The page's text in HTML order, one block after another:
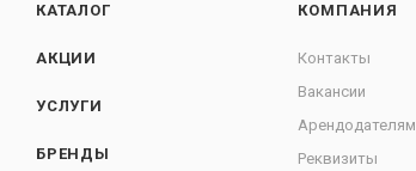
КАТАЛОГ
АКЦИИ
УСЛУГИ
БРЕНДЫ
КОМПАНИЯ
Контакты
Вакансии
Арендодателям
Реквизиты